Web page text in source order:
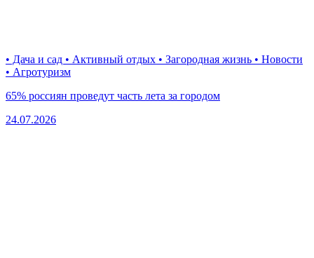
• Дача и сад • Активный отдых • Загородная жизнь • Новости
• Агротуризм
65% россиян проведут часть лета за городом
24.07.2026